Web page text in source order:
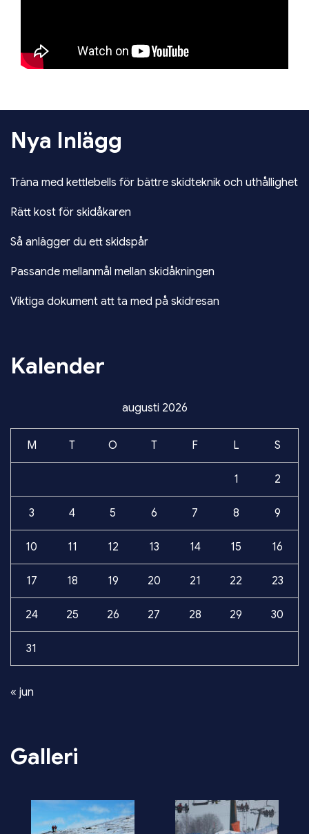
Nya Inlägg
Träna med kettlebells för bättre skidteknik och uthållighet
Rätt kost för skidåkaren
Så anlägger du ett skidspår
Passande mellanmål mellan skidåkningen
Viktiga dokument att ta med på skidresan
Kalender
augusti 2026
M T O T F L S
1 2
3 4 5 6 7 8 9
10 11 12 13 14 15 16
17 18 19 20 21 22 23
24 25 26 27 28 29 30
31
« jun
Galleri